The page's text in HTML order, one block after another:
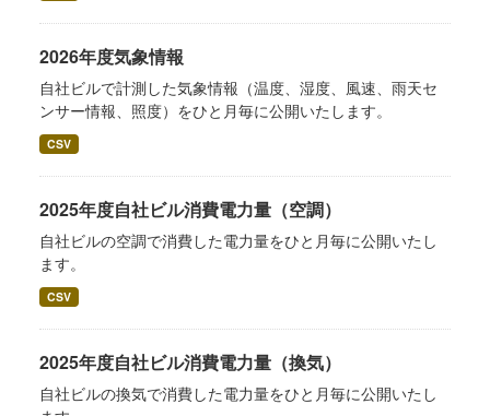
2026年度気象情報
自社ビルで計測した気象情報（温度、湿度、風速、雨天セ
ンサー情報、照度）をひと月毎に公開いたします。
CSV
2025年度自社ビル消費電力量（空調）
自社ビルの空調で消費した電力量をひと月毎に公開いたし
ます。
CSV
2025年度自社ビル消費電力量（換気）
自社ビルの換気で消費した電力量をひと月毎に公開いたし